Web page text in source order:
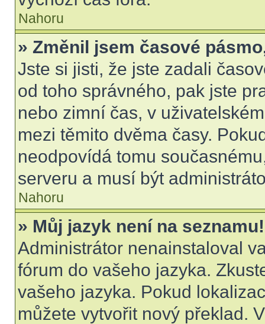
Nahoru
» Změnil jsem časové
Jste si jisti, že jste zadali
od toho správného, pak jste
nebo zimní čas, v
mezi těmito dvěma časy.
neodpovídá tomu
serveru a musí být
Nahoru
» Můj jazyk není na seznamu!
Administrátor nenainstaloval
fórum do vašeho jazyka.
vašeho jazyka. Pokud
můžete vytvořit nový překlad.